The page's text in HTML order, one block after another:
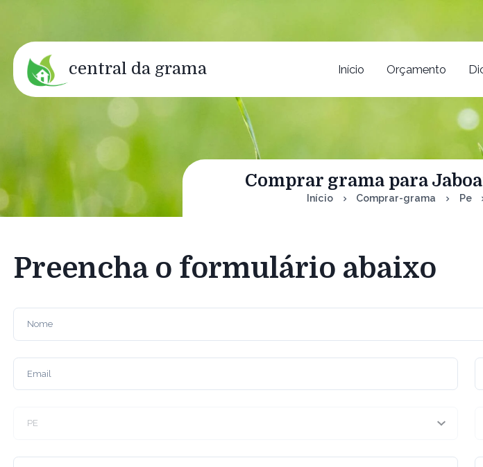
central da grama Início Orçamento
Comprar grama para
Início Comprar-grama Pe
Preencha o formulário abaixo